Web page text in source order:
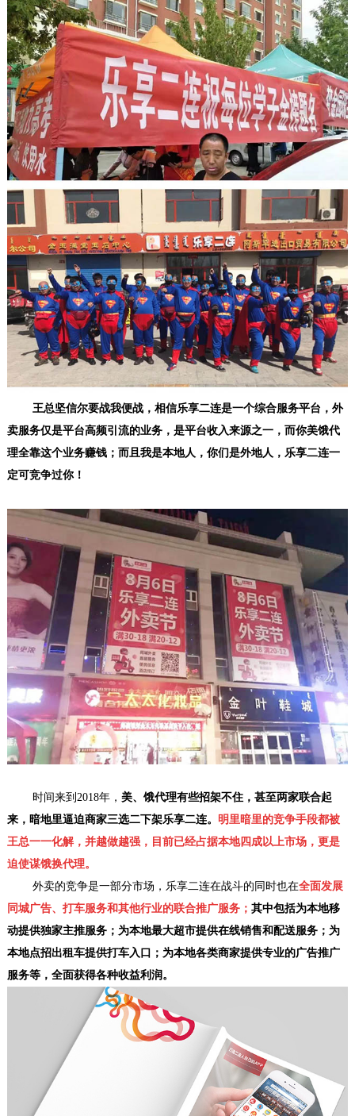
王总坚信尔要战我便战，相信乐享二连是一个综合服务平台，外
卖服务仅是平台高频引流的业务，是平台收入来源之一，而你美饿代
理全靠这个业务赚钱；而且我是本地人，你们是外地人，乐享二连一
定可竞争过你！
时间来到2018年， 美、饿代理有些招架不住，甚至两家联合起
来，暗地里逼迫商家三选二下架乐享二连。 明里暗里的竞争手段都被
王总一一化解，并越做越强，目前已经占据本地四成以上市场，更是
迫使谋饿换代理。
外卖的竞争是一部分市场，乐享二连在战斗的同时也在全面发展
同城广告、打车服务和其他行业的联合推广服务； 其中包括为本地移
动提供独家主推服务；为本地最大超市提供在线销售和配送服务；为
本地点招出租车提供打车入口；为本地各类商家提供专业的广告推广
服务等，全面获得各种收益利润。